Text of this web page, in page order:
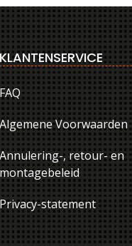
Voorwaarden
, retour- en
statement